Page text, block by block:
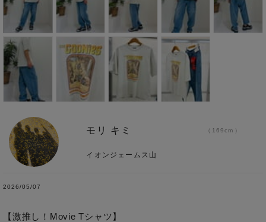
モリ キミ
イオンジェームス山
169cm
2026/05/07
【激推し！Movie Tシャツ】